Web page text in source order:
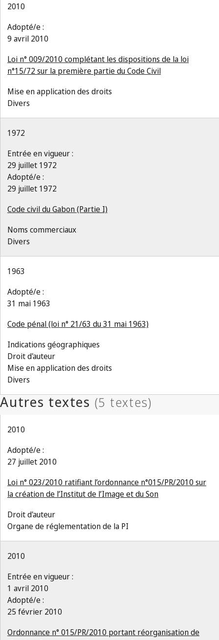
2010
Adopté/e :
9 avril 2010
Loi n° 009/2010 complétant les dispositions de la loi
n°15/72 sur la première partie du Code Civil
Mise en application des droits
Divers
1972
Entrée en vigueur :
29 juillet 1972
Adopté/e :
29 juillet 1972
Code civil du Gabon (Partie I)
Noms commerciaux
Divers
1963
Adopté/e :
31 mai 1963
Code pénal (loi n° 21/63 du 31 mai 1963)
Indications géographiques
Droit d'auteur
Mise en application des droits
Divers
2010
Adopté/e :
27 juillet 2010
Loi n° 023/2010 ratifiant l’ordonnance n°015/PR/2010 sur
la création de l’Institut de l’Image et du Son
Droit d'auteur
Organe de réglementation de la PI
2010
Entrée en vigueur :
1 avril 2010
Adopté/e :
25 février 2010
Ordonnance n° 015/PR/2010 portant réorganisation de